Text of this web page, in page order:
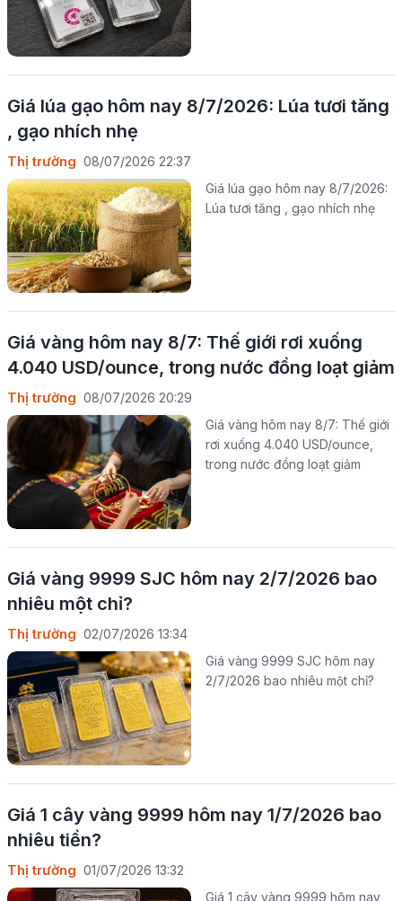
Giá lúa gạo hôm nay 8/7/2026: Lúa tươi tăng
, gạo nhích nhẹ
Thị trường 08/07/2026 22:37
Giá lúa gạo hôm nay 8/7/2026:
Lúa tươi tăng , gạo nhích nhẹ
Giá vàng hôm nay 8/7: Thế giới rơi xuống
4.040 USD/ounce, trong nước đồng loạt giảm
Thị trường 08/07/2026 20:29
Giá vàng hôm nay 8/7: Thế giới
rơi xuống 4.040 USD/ounce,
trong nước đồng loạt giảm
Giá vàng 9999 SJC hôm nay 2/7/2026 bao
nhiêu một chỉ?
Thị trường 02/07/2026 13:34
Giá vàng 9999 SJC hôm nay
2/7/2026 bao nhiêu một chỉ?
Giá 1 cây vàng 9999 hôm nay 1/7/2026 bao
nhiêu tiền?
Thị trường 01/07/2026 13:32
Giá 1 cây vàng 9999 hôm nay